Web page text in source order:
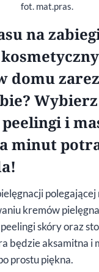
fot. mat.pras.
na
domu
Wybierz
i
minut
polegającej
kremów
skóry oraz
będzie aksamitna i
prostu piękna.